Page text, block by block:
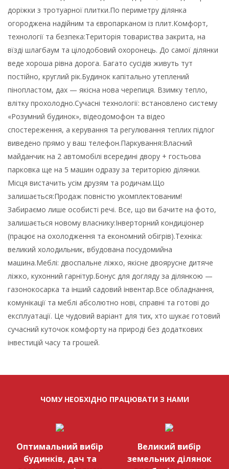
доріжки з тротуарної плитки.По периметру ділянка
огороджена надійним та європарканом із плит.Комфорт,
технології та безпека:Територія товариства закрита, на
вїзді шлагбаум та цілодобовий охоронець. До самої ділянки
веде хороша рівна дорога. Багато сусідів живуть тут
постійно, круглий рік.Будинок капітально утеплений
пінопластом, дах — якісна нова черепиця. Взимку тепло,
влітку прохолодно.Сучасні технології: встановлено систему
«Розумний будинок», відеодомофон та відео
спостереження, а керування та регулювання теплих підлог
виведено прямо у ваш телефон.Паркування:Власний
майданчик на 2 автомобілі всередині двору + гостьова
парковка ще на 5 машин одразу за територією ділянки.
Місця вистачить усім друзям та родичам.Що
залишається:Продаж повністю укомплектованим!
Забираємо лише особисті речі. Все, що ви бачите на фото,
залишається новому власнику:Інверторний кондиціонер
(працює на охолодження та економний обігрів).Техніка:
великий холодильник, вбудована посудомийна
машина.Меблі: двоспальне ліжко, якісне двоярусне дитяче
ліжко, кухонний гарнітур.Бонус для догляду за ділянкою —
газонокосарка та інший садовий інвентар.Все обладнання,
комунікації та меблі абсолютно нові, справні та готові до
експлуатації. Це чудовий варіант для тих, хто шукає готовий
сучасний куточок комфорту на природі без додаткових
інвестицій часу та грошей.
ЧОМУ НЕОБХІДНО ПРАЦЮВАТИ З НАМИ
Оптимальний вибір
будинків, дач та
Великий вибір
земельних ділянок